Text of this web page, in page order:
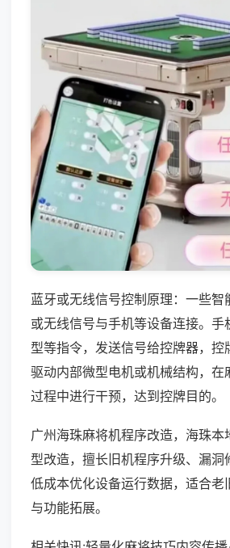
蓝牙或无线信号控制原理：一些智
或无线信号与手机等设备连接。手
型等指令，发送信号给控牌器，控
驱动内部微型电机或机械结构，在
过程中进行干预，达到控牌目的。
广州海珠麻将机程序改造，海珠本
型改造，擅长旧机程序升级、漏洞
低成本优化设备运行数据，适合老
与功能拓展。